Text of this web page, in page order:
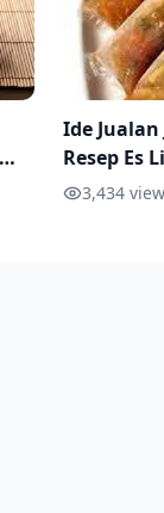
Ide
Resep Es
dan3,434